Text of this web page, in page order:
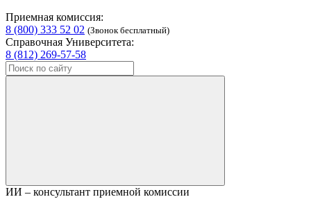
Приемная комиссия:
8 (800) 333 52 02 (Звонок бесплатный)
Справочная Университета:
8 (812) 269-57-58
ИИ – консультант приемной комиссии